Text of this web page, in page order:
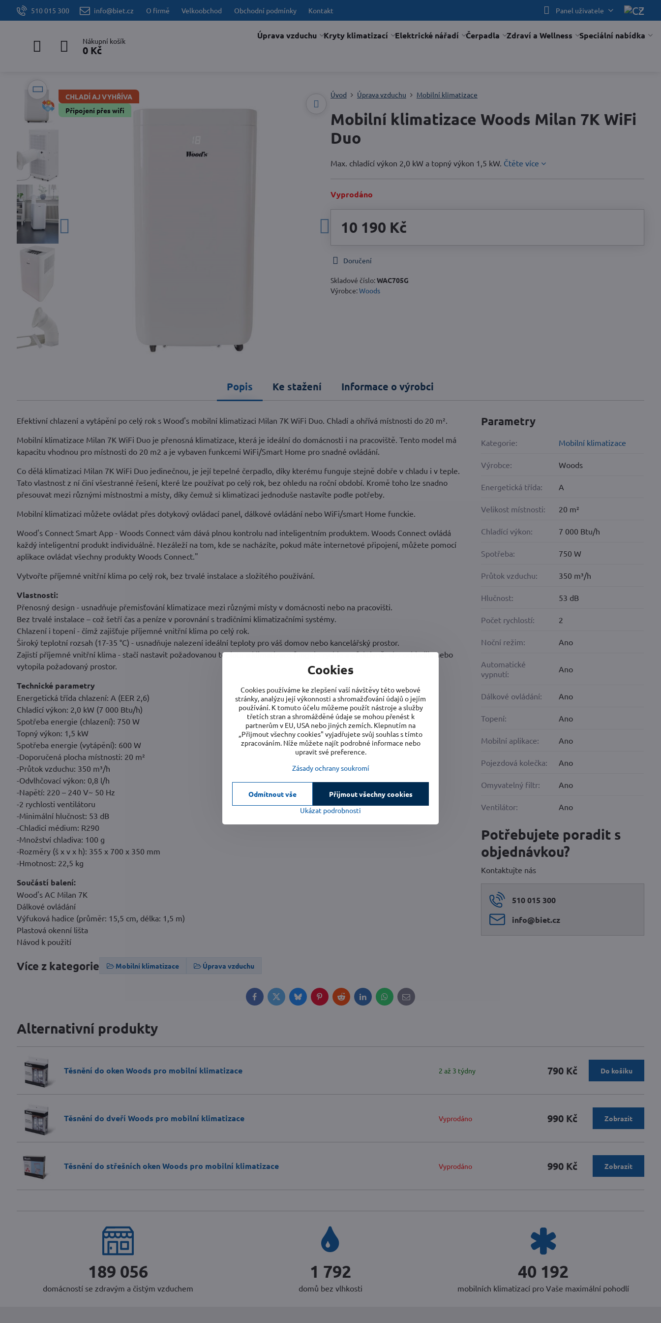
510 015 300 info@biet.cz O firmě Velkoobchod Obchodní podmínky Kontakt Panel uživatele
Nákupní košík
0 Kč
Úprava vzduchu Kryty klimatizací Elektrické nářadí Čerpadla Zdraví a Wellness Speciální nabídka
CHLADÍ AJ VYHŘÍVA
Připojení přes wifi
Úvod Úprava vzduchu Mobilní klimatizace
Mobilní klimatizace Woods Milan 7K WiFi
Duo
Max. chladící výkon 2,0 kW a topný výkon 1,5 kW. Čtěte více
Vyprodáno
10 190 Kč
Doručení
Skladové číslo:WAC705G
Výrobce:Woods
Popis Ke stažení Informace o výrobci
Efektivní chlazení a vytápění po celý rok s Wood's mobilní klimatizaci Milan 7K WiFi Duo. Chladí a ohřívá místnosti do 20 m².
Mobilní klimatizace Milan 7K WiFi Duo je přenosná klimatizace, která je ideální do domácnosti i na pracoviště. Tento model má
kapacitu vhodnou pro místnosti do 20 m2 a je vybaven funkcemi WiFi/Smart Home pro snadné ovládání.
Co dělá klimatizaci Milan 7K WiFi Duo jedinečnou, je její tepelné čerpadlo, díky kterému funguje stejně dobře v chladu i v teple.
Tato vlastnost z ní činí všestranné řešení, které lze používat po celý rok, bez ohledu na roční období. Kromě toho lze snadno
přesouvat mezi různými místnostmi a místy, díky čemuž si klimatizaci jednoduše nastavíte podle potřeby.
Mobilní klimatizaci můžete ovládat přes dotykový ovládací panel, dálkové ovládání nebo WiFi/smart Home funckie.
Wood's Connect Smart App - Woods Connect vám dává plnou kontrolu nad inteligentním produktem. Woods Connect ovládá
každý inteligentní produkt individuálně. Nezáleží na tom, kde se nacházíte, pokud máte internetové připojení, můžete pomocí
aplikace ovládat všechny produkty Woods Connect."
Vytvořte příjemné vnitřní klima po celý rok, bez trvalé instalace a složitého používání.
Vlastnosti:
Přenosný design - usnadňuje přemisťování klimatizace mezi různými místy v domácnosti nebo na pracovišti.
Bez trvalé instalace – což šetří čas a peníze v porovnání s tradičními klimatizačními systémy.
Chlazení i topení - čímž zajišťuje příjemné vnitřní klima po celý rok.
Široký teplotní rozsah (17-35 °C) - usnadňuje nalezení ideální teploty pro váš domov nebo kancelářský prostor.
Zajistí příjemné vnitřní klima - stačí nastavit požadovanou teplotu a klimatizace funguje rychle a efektivně, aby ochladila nebo
vytopila požadovaný prostor.
Technické parametry
Energetická třída chlazení: A (EER 2,6)
Chladící výkon: 2,0 kW (7 000 Btu/h)
Spotřeba energie (chlazení): 750 W
Topný výkon: 1,5 kW
Spotřeba energie (vytápění): 600 W
-Doporučená plocha místnosti: 20 m²
-Průtok vzduchu: 350 m³/h
-Odvlhčovací výkon: 0,8 l/h
-Napětí: 220 – 240 V~ 50 Hz
-2 rychlosti ventilátoru
-Minimální hlučnost: 53 dB
-Chladicí médium: R290
-Množství chladiva: 100 g
-Rozměry (š x v x h): 355 x 700 x 350 mm
-Hmotnost: 22,5 kg
Součástí balení:
Wood's AC Milan 7K
Dálkové ovládání
Výfuková hadice (průměr: 15,5 cm, délka: 1,5 m)
Plastová okenní lišta
Návod k použití
Více z kategorie Mobilní klimatizace Úprava vzduchu
Parametry
Kategorie: Mobilní klimatizace
Výrobce: Woods
Energetická třída: A
Velikost místnosti: 20 m²
Chladící výkon: 7 000 Btu/h
Spotřeba: 750 W
Průtok vzduchu: 350 m³/h
Hlučnost: 53 dB
Počet rychlostí: 2
Noční režim: Ano
Automatické
vypnutí:
Ano
Dálkové ovládání: Ano
Topení: Ano
Mobilní aplikace: Ano
Pojezdová kolečka: Ano
Omyvatelný filtr: Ano
Ventilátor: Ano
Potřebujete poradit s
objednávkou?
Kontaktujte nás
510 015 300
info​@biet​.cz
FacebookTwitterBlueskyPinterestRedditLinkedInWhatsApp
E-
mail
Alternativní produkty
Těsnění do oken Woods pro mobilní klimatizace 2 až 3 týdny 790 Kč Do košíku
Těsnění do dveří Woods pro mobilní klimatizace Vyprodáno 990 Kč Zobrazit
Těsnění do střešních oken Woods pro mobilní klimatizace Vyprodáno 990 Kč Zobrazit
236 320
domácností se zdravým a čistým vzduchem
2 240
domů bez vlhkosti
50 240
mobilních klimatizací pro Vaše maximální pohodlí
Cookies
Cookies používáme ke zlepšení vaší návštěvy této webové
stránky, analýzu její výkonnosti a shromažďování údajů o jejím
používání. K tomuto účelu můžeme použít nástroje a služby
třetích stran a shromážděné údaje se mohou přenést k
partnerům v EU, USA nebo jiných zemích. Klepnutím na
„Přijmout všechny cookies" vyjadřujete svůj souhlas s tímto
zpracováním. Níže můžete najít podrobné informace nebo
upravit své preference.
Zásady ochrany soukromí
Ukázat podrobnosti
Přijmout všechny cookies
Odmítnout vše